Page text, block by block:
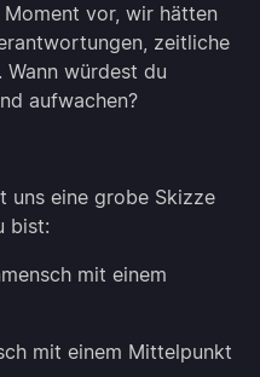
vor, wir hätten
zeitliche
würdest du
aufwachen?
eine grobe Skizze
bist:
mit einem
mit einem Mittelpunkt